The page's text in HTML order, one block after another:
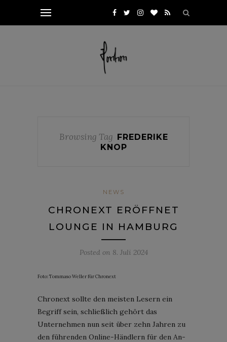
Browsing Tag FREDERIKE
KNOP
NEWS
CHRONEXT ERÖFFNET
LOUNGE IN HAMBURG
Posted on 8. Juli 2024
Foto: Tommaso Weller für Chronext
Chronext sollte den meisten Lesern ein
Begriff sein, schließlich gehört das
Unternehmen nun seit über zehn Jahren zu
den führenden Online-Händlern für den An-